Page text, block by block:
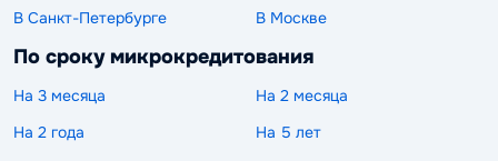
В Санкт-Петербурге
В Москве
По сроку микрокредитования
На 3 месяца
На 2 месяца
На 2 года
На 5 лет